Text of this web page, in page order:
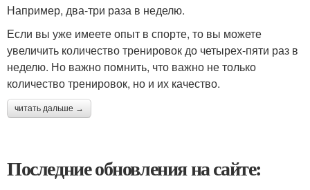
Например, два-три раза в неделю.
Если вы уже имеете опыт в спорте, то вы можете
увеличить количество тренировок до четырех-пяти раз в
неделю. Но важно помнить, что важно не только
количество тренировок, но и их качество.
читать дальше →
Последние обновления на сайте: